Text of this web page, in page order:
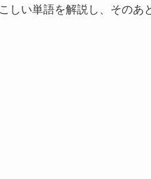
しい単語を解説し、そのあ